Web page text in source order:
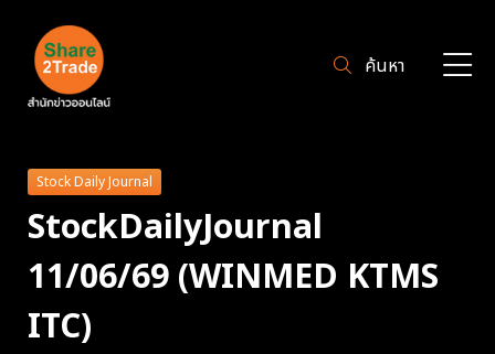
ค้นหา
Stock Daily Journal
StockDailyJournal
11/06/69 (WINMED KTMS
ITC)